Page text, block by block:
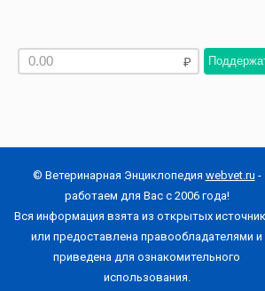
© Ветеринарная Энциклопедия webvet.ru -
работаем для Вас с 2006 года!
Вся информация взята из открытых
или предоставлена правообладателями и
приведена для ознакомительного
использования.